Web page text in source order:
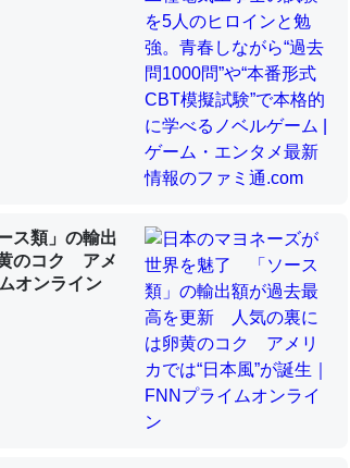
てて両方に不利だから両方が拮抗してるので
トガニ・ウミグモ）はカルシウムを使わずキ
はなぜ海にいないのか」に関する新仮説
脊椎動物と貝類は苦労してるんだな…。腹足
はなぜ海にいないのか」に関する新仮説
情報のファミ
ス類」の輸出
のコク アメ
オンライン